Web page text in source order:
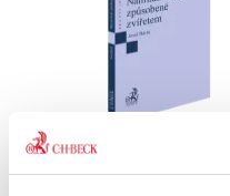
Josef Bártů